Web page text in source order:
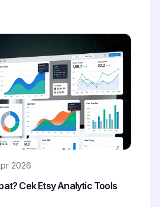
2026
Cek Etsy Analytic Tools